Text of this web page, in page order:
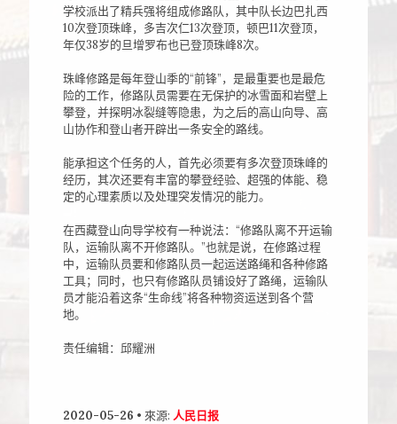
学校派出了精兵强将组成修路队，其中队长边巴扎西
10次登顶珠峰，多吉次仁13次登顶，顿巴11次登顶，
年仅38岁的旦增罗布也已登顶珠峰8次。
珠峰修路是每年登山季的“前锋”，是最重要也是最危
险的工作，修路队员需要在无保护的冰雪面和岩壁上
攀登，并探明冰裂缝等隐患，为之后的高山向导、高
山协作和登山者开辟出一条安全的路线。
能承担这个任务的人，首先必须要有多次登顶珠峰的
经历，其次还要有丰富的攀登经验、超强的体能、稳
定的心理素质以及处理突发情况的能力。
在西藏登山向导学校有一种说法：“修路队离不开运输
队，运输队离不开修路队。”也就是说，在修路过程
中，运输队员要和修路队员一起运送路绳和各种修路
工具；同时，也只有修路队员铺设好了路绳，运输队
员才能沿着这条“生命线”将各种物资运送到各个营
地。
责任编辑：邱耀洲
2020-05-26 • 來源:人民日报